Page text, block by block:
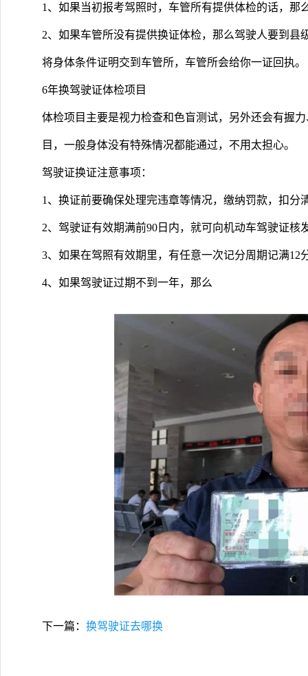
1、如果当初报考驾照时，车管所有提供体检的话，那
2、如果车管所没有提供换证体检，那么驾驶人要到
将身体条件证明交到车管所，车管所会给你一证回执。
6年换驾驶证体检项目
体检项目主要是视力检查和色盲测试，另外还会有握
目，一般身体没有特殊情况都能通过，不用太担心。
驾驶证换证注意事项：
1、换证前要确保处理完违章等情况，缴纳罚款，扣分
2、驾驶证有效期满前90日内，就可向机动车驾驶证核
3、如果在驾照有效期里，有任意一次记分周期记满12
4、如果驾驶证过期不到一年，那么
下一篇： 换驾驶证去哪换